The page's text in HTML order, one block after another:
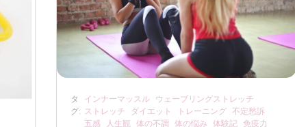
タ
グ:
インナーマッスル
ウェーブリングストレッチ
ストレッチ
ダイエット トレーニング 不定愁訴
五感
人生観 体の不調 体の悩み 体験記
免疫力